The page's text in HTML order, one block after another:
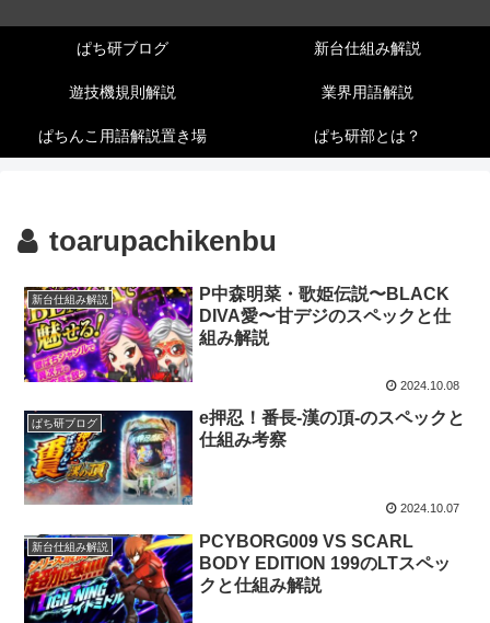
ぱち研ブログ 新台仕組み解説
遊技機規則解説 業界用語解説
ぱちんこ用語解説置き場 ぱち研部とは？
toarupachikenbu
新台仕組み解説
P中森明菜・歌姫伝説〜BLACK
DIVA愛〜甘デジのスペックと仕
組み解説
2024.10.08
ぱち研ブログ
e押忍！番長-漢の頂-のスペックと
仕組み考察
2024.10.07
新台仕組み解説
PCYBORG009 VS SCARL
BODY EDITION 199のLTスペッ
クと仕組み解説